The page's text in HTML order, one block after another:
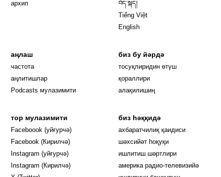
архип
བོད་སྐད།
Tiếng Việt
English
аңлаш
частота
аңлитишлар
Podcasts мулазимити
биз бу йәрдә
тосуқлиридин өтүш
қораллири
алақилишиң
тор мулазимити
Faceboook (уйғурчә) Opens in new window
Facebook (Кирилчә) Opens in new window
Instagram (уйғурчә) Opens in new window
Instagram (Кирилчә) Opens in new window
биз һәққидә
ахбаратчилиқ қаидиси
шәхсийәт һоқуқи
ишлитиш шәртлири
америка радио-телевизийә